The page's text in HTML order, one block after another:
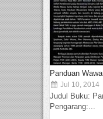
Panduan
Jul 10, 2014
Judul Buku:
Pengarang:...